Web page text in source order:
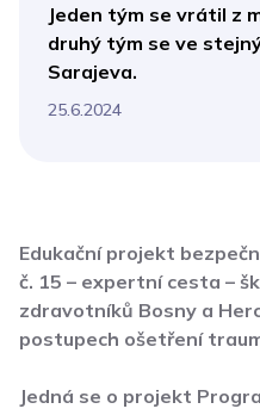
Jeden tým se vrátil z
druhý tým se ve
Sarajeva.
25.6.2024
Edukační projekt
č. 15 – expertní cesta –
zdravotníků Bosny a
postupech ošetření
Jedná se o projekt